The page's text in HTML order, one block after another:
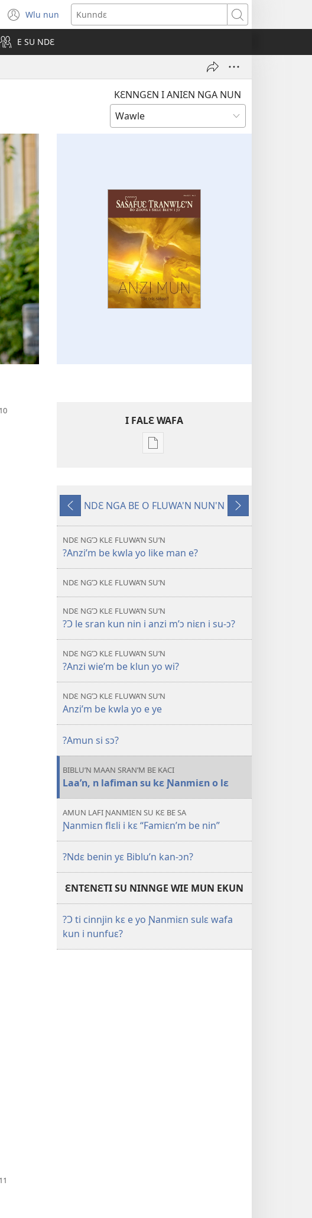
Wlu nun
(opens
new
window)
Kunndɛ
E SU NDƐ
KƐNNGƐN I ANIƐN NGA NUN
I FALƐ WAFA
Nga
mannzin
be
su'n
falɛ
SASAFUƐ
TRANWLƐ'N
Anzi
mun
be
o
lɛ
sakpa?
Ng’ɔ
sinnin’n
NDƐ NGA BE O FLUWA'N NUN'N
Ng’ɔ
bɛ
NDƐ NG’Ɔ KLƐ FLUWA’N SU’N
?Anzi’m be kwla yo like man e?
NDƐ NG’Ɔ KLƐ FLUWA’N SU’N
NDƐ NG’Ɔ KLƐ FLUWA’N SU’N
?Ɔ le sran kun nin i anzi m’ɔ niɛn i su-ɔ?
NDƐ NG’Ɔ KLƐ FLUWA’N SU’N
?Anzi wie’m be klun yo wi?
NDƐ NG’Ɔ KLƐ FLUWA’N SU’N
Anzi’m be kwla yo e ye
?Amun si sɔ?
BIBLU’N MAAN SRAN’M BE KACI
Laa’n, n lafiman su kɛ Ɲanmiɛn o lɛ
AMUN LAFI ƝANMIƐN SU KƐ BE SA
Ɲanmiɛn flɛli i kɛ “Famiɛn’m be nin”
?Ndɛ benin yɛ Biblu’n kan-ɔn?
ƐNTƐNƐTI SU NINNGE WIE MUN EKUN
?Ɔ ti cinnjin kɛ e yo Ɲanmiɛn sulɛ wafa
kun i nunfuɛ?